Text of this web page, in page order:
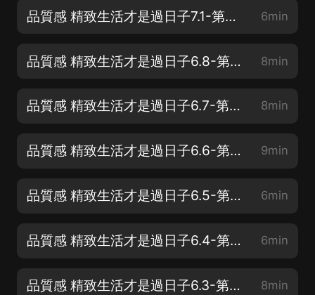
品質感 精致生活才是過日子7.1-第七章：學會微笑著管理情緒-把眼界放寬 6min
品質感 精致生活才是過日子6.8-第六章：學會微笑著管理情緒-摘掉“微笑面具” 8min
品質感 精致生活才是過日子6.7-第六章：學會微笑著管理情緒-疏導從來不靠忍 8min
品質感 精致生活才是過日子6.6-第六章：學會微笑著管理情緒-讓心中的火 9min
品質感 精致生活才是過日子6.5-第六章：學會微笑著管理情緒-挑他人的刺 6min
品質感 精致生活才是過日子6.4-第六章：學會微笑著管理情緒-拒做犧牲自我 6min
品質感 精致生活才是過日子6.3-第六章：學會微笑著管理情緒-别讓壞情緒 8min